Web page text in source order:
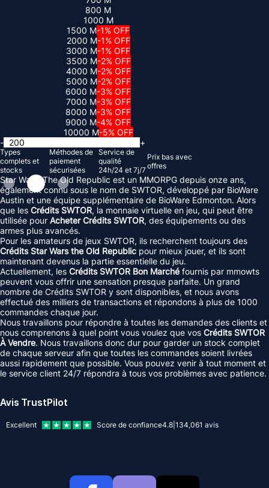
800 M
1000 M
1500 M-1% OFF
2000 M-1% OFF
3000 M-1% OFF
3500 M-2% OFF
4000 M-2% OFF
5000 M-2% OFF
6000 M-3% OFF
7000 M-3% OFF
8000 M-3% OFF
9000 M-4% OFF
10000 M-5% OFF
-
+
Types
complets et
stocks
Méthodes de
paiement
sécurisées
Service de
qualité
24h/24 et 7j/7
Prix ​​bas avec
offres
Star Wars: The Old Republic est un MMORPG depuis onze ans,
également connu sous le nom de SWTOR, développé par BioWare
Austin et une équipe supplémentaire de BioWare Edmonton. Alors
que les Crédits SWTOR, la monnaie virtuelle en jeu, qui peut être
utilisée pour Acheter Crédits SWTOR, des équipements ou des
armes plus avancés.
Pour les amateurs de jeux SWTOR, ils recherchent toujours des
Crédits Star Wars the Old Republic pour mieux jouer, et ils sont
maintenant devenus la partie essentielle du jeu.
Actuellement, les Crédits SWTOR Bon Marché fournis par mmowts
peuvent vous offrir une sensation presque parfaite. Un grand
nombre de Crédits SWTOR y sont disponibles, et nous avons
effectué des milliers de transactions et répondons à plus de 1000
commandes chaque jour.
Nous travaillons pour répondre à toutes les demandes des clients et
nous comprenons à quel point vous voulez que vos Crédits SWTOR
À Vendre. Nous travaillons donc dur pour garder un stock complet
de chaque serveur afin que toutes les commandes soient livrées
aussi rapidement que possible. Vous pouvez venir à tout moment et
le service client 24/7 répondra à tous vos problèmes avec patience.
Avis TrustPilot
Excellent Score de confiance4.8 134,061 avis